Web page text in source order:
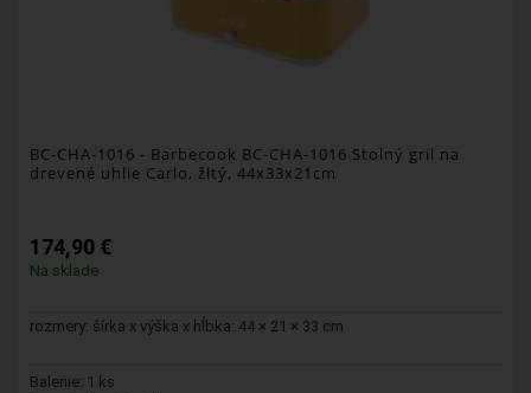
BC-CHA-1016 - Barbecook BC-CHA-1016 Stolný gril na
drevené uhlie Carlo, žltý, 44x33x21cm
174,90 €
Na sklade
rozmery: šírka x výška x hĺbka: 44 × 21 × 33 cm
Balenie: 1 ks